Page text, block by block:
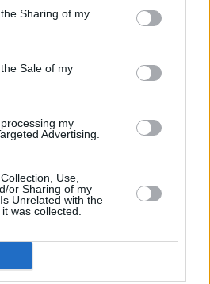
Sharing of my
Sale of my
my
Advertising.
Use,
or Sharing of my
Unrelated with the
was collected.
y
cuerpo
con el club
la plantilla
la
Nombre